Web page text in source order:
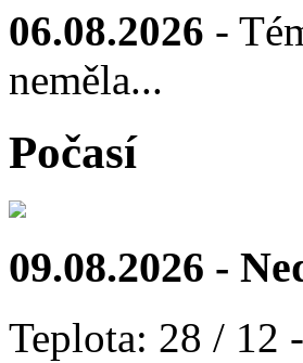
06.08.2026 -
neměla...
Počasí
09.08.2026 -
Teplota: 28 / 12